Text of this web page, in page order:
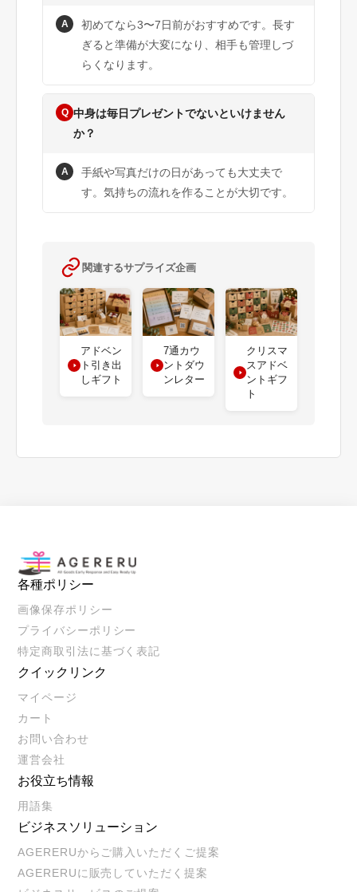
A
初めてなら3〜7日前がおすすめです。長す
ぎると準備が大変になり、相手も管理しづ
らくなります。
Q 中身は毎日プレゼントでないといけません
か？
A
手紙や写真だけの日があっても大丈夫で
す。気持ちの流れを作ることが大切です。
関連するサプライズ企画
アドベン
ト引き出
しギフト
7通カウ
ントダウ
ンレター
クリスマ
スアドベ
ントギフ
ト
各種ポリシー
画像保存ポリシー
プライバシーポリシー
特定商取引法に基づく表記
クイックリンク
マイページ
カート
お問い合わせ
運営会社
お役立ち情報
用語集
ビジネスソリューション
AGERERUからご購入いただくご提案
AGERERUに販売していただく提案